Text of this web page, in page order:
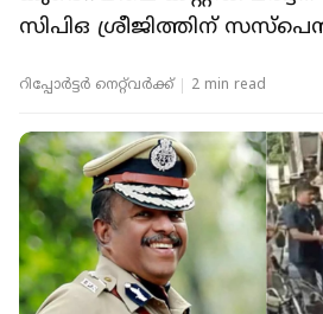
സിപിഒ ശ്രീജിത്തിന്
റിപ്പോർട്ടർ നെറ്റ്‌വര്‍ക്ക്‌ 2 min read